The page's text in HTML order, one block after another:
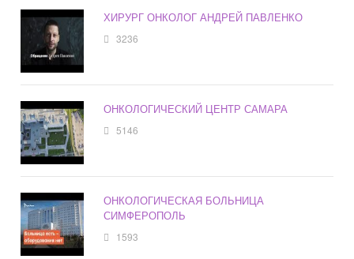
ХИРУРГ ОНКОЛОГ АНДРЕЙ ПАВЛЕНКО
3236
ОНКОЛОГИЧЕСКИЙ ЦЕНТР САМАРА
5146
ОНКОЛОГИЧЕСКАЯ БОЛЬНИЦА
СИМФЕРОПОЛЬ
1593